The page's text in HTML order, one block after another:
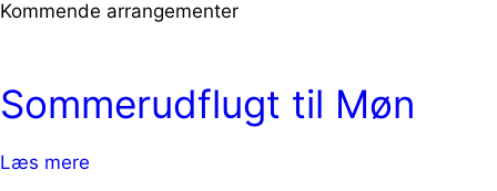
Kommende arrangementer
Sommerudflugt til Møn
Læs mere